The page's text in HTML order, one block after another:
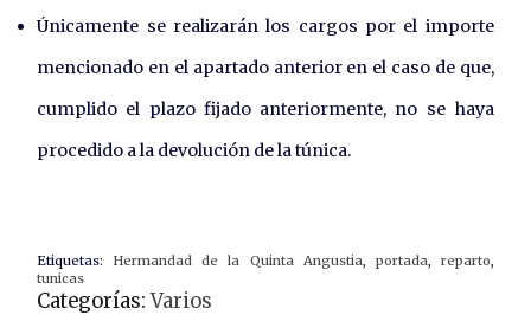
Únicamente se realizarán los cargos por el importe
mencionado en el apartado anterior en el caso de que,
cumplido el plazo fijado anteriormente, no se haya
procedido a la devolución de la túnica.
Etiquetas: Hermandad de la Quinta Angustia portada reparto
tunicas
Categorías:Varios